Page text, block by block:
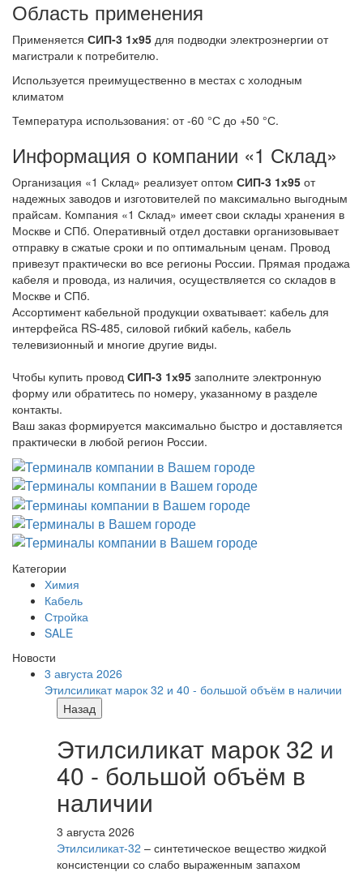
Область применения
Применяется СИП-3 1х95 для подводки электроэнергии от
магистрали к потребителю.
Используется преимущественно в местах с холодным
климатом
Температура использования: от -60 °С до +50 °С.
Информация о компании «1 Склад»
Организация «1 Склад» реализует оптом СИП-3 1х95 от
надежных заводов и изготовителей по максимально выгодным
прайсам. Компания «1 Склад» имеет свои склады хранения в
Москве и СПб. Оперативный отдел доставки организовывает
отправку в сжатые сроки и по оптимальным ценам. Провод
привезут практически во все регионы России. Прямая продажа
кабеля и провода, из наличия, осуществляется со складов в
Москве и СПб.
Ассортимент кабельной продукции охватывает: кабель для
интерфейса RS-485, силовой гибкий кабель, кабель
телевизионный и многие другие виды.
Чтобы купить провод СИП-3 1х95 заполните электронную
форму или обратитесь по номеру, указанному в разделе
контакты.
Ваш заказ формируется максимально быстро и доставляется
практически в любой регион России.
Категории
Химия
Кабель
Стройка
SALE
Новости
3 августа 2026
Этилсиликат марок 32 и 40 - большой объём в наличии
Назад
Этилсиликат марок 32 и
40 - большой объём в
наличии
3 августа 2026
Этилсиликат-32 – синтетическое вещество жидкой
консистенции со слабо выраженным запахом